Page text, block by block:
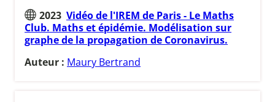
2023 Vidéo de l'IREM de Paris - Le Maths
Club. Maths et épidémie. Modélisation sur
graphe de la propagation de Coronavirus.
Auteur : Maury Bertrand